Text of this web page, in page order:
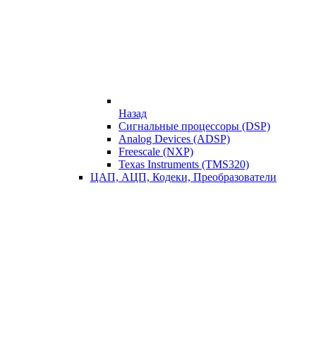
Назад
Сигнальные процессоры (DSP)
Analog Devices (ADSP)
Freescale (NXP)
Texas Instruments (TMS320)
ЦАП, АЦП, Кодеки, Преобразователи